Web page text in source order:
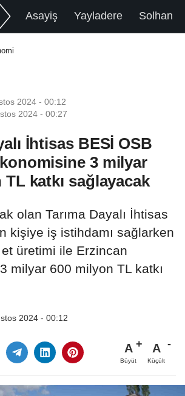
Asayiş Yayladere Solhan
2024 - 00:12
2024 - 00:27
İhtisas BESİ OSB
3 milyar
katkı sağlayacak
olan Tarıma Dayalı İhtisas
kişiye iş istihdamı sağlarken
üretimi ile Erzincan
milyar 600 milyon TL katkı
2024 - 00:12
A
Büyüt
A
Küçült